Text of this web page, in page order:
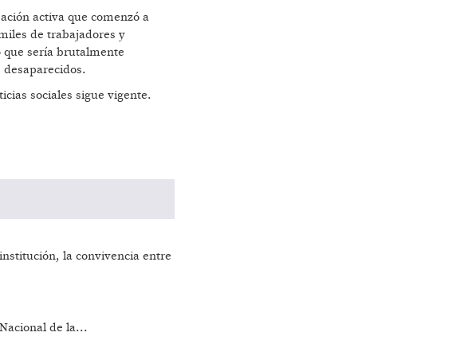
activa que comenzó a
de trabajadores y
que sería brutalmente
sociales sigue vigente.
la convivencia entre
de la...